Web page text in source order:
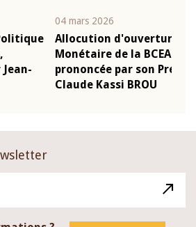
du Comité de Politique
du 4 mars 2026,
Président Monsieur Jean-